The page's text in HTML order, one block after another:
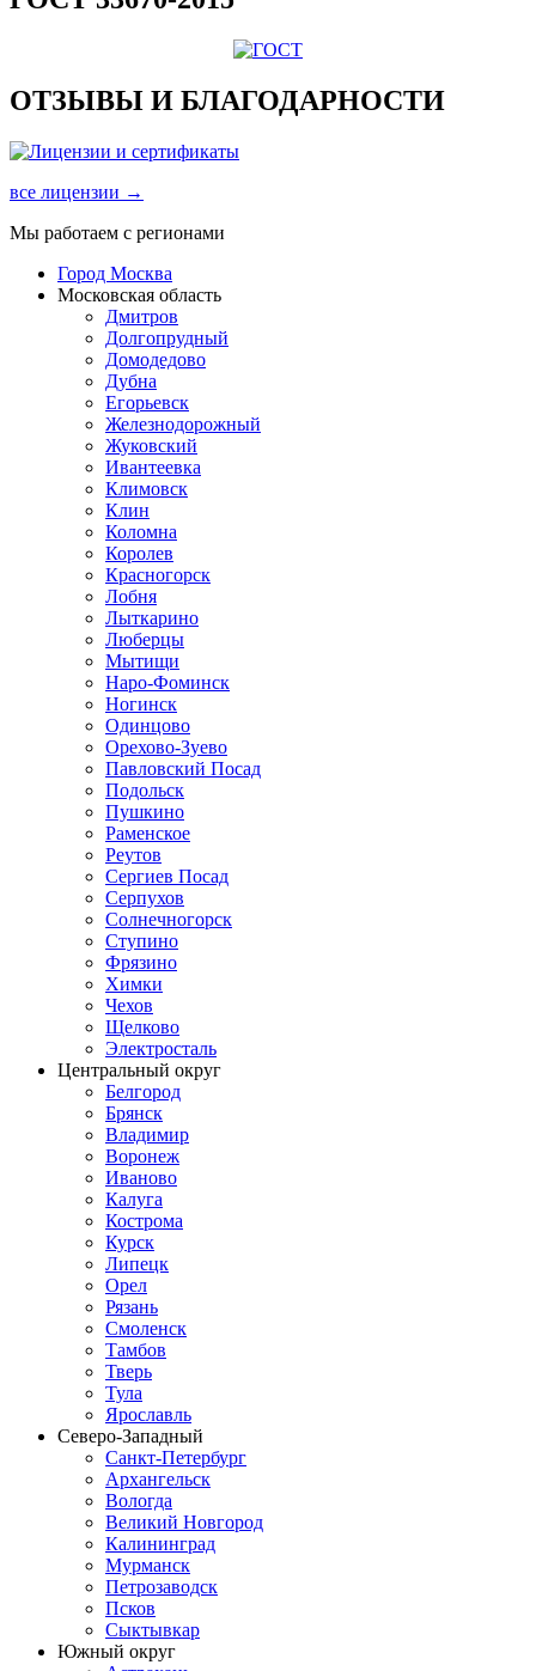
ОТЗЫВЫ И БЛАГОДАРНОСТИ
все лицензии →
Мы работаем с регионами
Город Москва
Московская область
Дмитров
Долгопрудный
Домодедово
Дубна
Егорьевск
Железнодорожный
Жуковский
Ивантеевка
Климовск
Клин
Коломна
Королев
Красногорск
Лобня
Лыткарино
Люберцы
Мытищи
Наро-Фоминск
Ногинск
Одинцово
Орехово-Зуево
Павловский Посад
Подольск
Пушкино
Раменское
Реутов
Сергиев Посад
Серпухов
Солнечногорск
Ступино
Фрязино
Химки
Чехов
Щелково
Электросталь
Центральный округ
Белгород
Брянск
Владимир
Воронеж
Иваново
Калуга
Кострома
Курск
Липецк
Орел
Рязань
Смоленск
Тамбов
Тверь
Тула
Ярославль
Северо-Западный
Санкт-Петербург
Архангельск
Вологда
Великий Новгород
Калининград
Мурманск
Петрозаводск
Псков
Сыктывкар
Южный округ